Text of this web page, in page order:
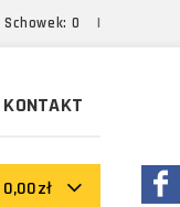
Schowek: 0 |
KONTAKT
0,00zł